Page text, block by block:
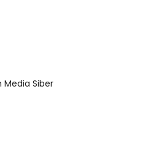
Siber